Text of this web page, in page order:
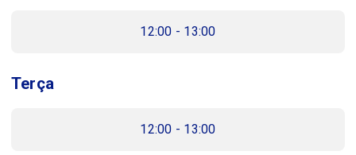
12:00 - 13:00
Terça
12:00 - 13:00